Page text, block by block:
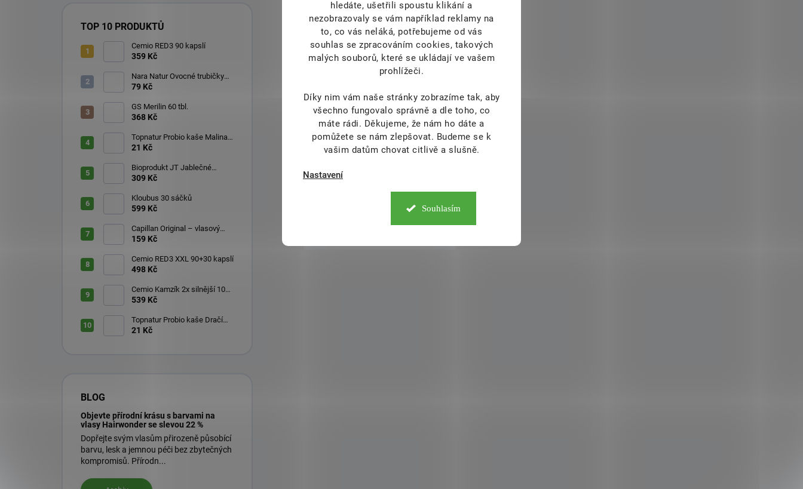
hledáte, ušetřili spoustu klikání a
nezobrazovaly se vám například reklamy na
to, co vás neláká, potřebujeme od vás
souhlas se zpracováním cookies, takových
malých souborů, které se ukládají ve vašem
prohlížeči.
Díky nim vám naše stránky zobrazíme tak, aby
všechno fungovalo správně a dle toho, co
máte rádi. Děkujeme, že nám ho dáte a
pomůžete se nám zlepšovat. Budeme se k
vašim datům chovat citlivě a slušně.
Nastavení
Souhlasím
TOP 10 PRODUKTŮ
Cemio RED3 90 kapslí
359 Kč
Nara Natur Ovocné trubičky
Lavaš 140 g
79 Kč
GS Merilin 60 tbl.
368 Kč
Topnatur Probio kaše Malina
60 g
21 Kč
Bioprodukt JT Jablečné
trubičky 43 ks (540 g)
309 Kč
Kloubus 30 sáčků
599 Kč
Capillan Original – vlasový
aktivátor 200 ml
159 Kč
Cemio RED3 XXL 90+30 kapslí
498 Kč
Cemio Kamzík 2x silnější 100
kapslí + 50 kapslí
539 Kč
Topnatur Probio kaše Dračí
ovoce Pitahaya 60 g
21 Kč
BLOG
Objevte přírodní krásu s barvami na
vlasy Hairwonder se slevou 22 %
Dopřejte svým vlasům přirozeně působící
barvu, lesk a jemnou péči bez zbytečných
kompromisů. Přírodn...